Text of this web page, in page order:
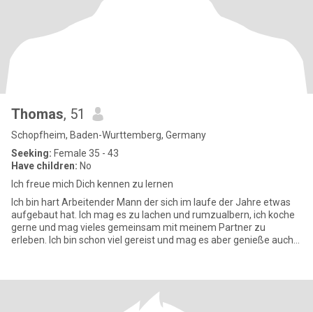
Thomas, 51
Schopfheim, Baden-Wurttemberg, Germany
Seeking: Female 35 - 43
Have children: No
Ich freue mich Dich kennen zu lernen
Ich bin hart Arbeitender Mann der sich im laufe der Jahre etwas
aufgebaut hat. Ich mag es zu lachen und rumzualbern, ich koche
gerne und mag vieles gemeinsam mit meinem Partner zu
erleben. Ich bin schon viel gereist und mag es aber genieße auch